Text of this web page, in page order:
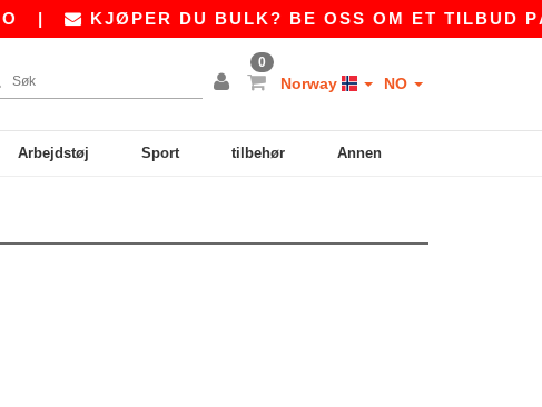
| KJØPER DU BULK? BE OSS OM ET TILBUD PÅ
0
Norway NO
Arbejdstøj Sport tilbehør Annen